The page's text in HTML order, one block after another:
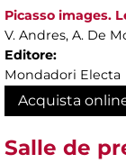
Picasso images.
V. Andres, A. De
Editore:
Mondadori Electa
Acquista
Salle de